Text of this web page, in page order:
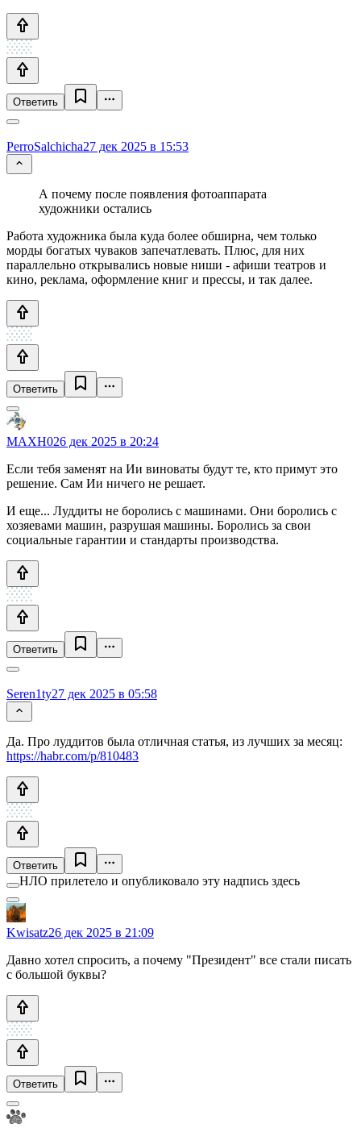
Ответить
PerroSalchicha27 дек 2025 в 15:53
А почему после появления фотоаппарата
художники остались
Работа художника была куда более обширна, чем только
морды богатых чуваков запечатлевать. Плюс, для них
параллельно открывались новые ниши - афиши театров и
кино, реклама, оформление книг и прессы, и так далее.
Ответить
MAXH026 дек 2025 в 20:24
Если тебя заменят на Ии виноваты будут те, кто примут это
решение. Сам Ии ничего не решает.
И еще... Луддиты не боролись с машинами. Они боролись с
хозяевами машин, разрушая машины. Боролись за свои
социальные гарантии и стандарты производства.
Ответить
Seren1ty27 дек 2025 в 05:58
Да. Про луддитов была отличная статья, из лучших за месяц:
https://habr.com/p/810483
Ответить
НЛО прилетело и опубликовало эту надпись здесь
Kwisatz26 дек 2025 в 21:09
Давно хотел спросить, а почему "Президент" все стали писать
с большой буквы?
Ответить